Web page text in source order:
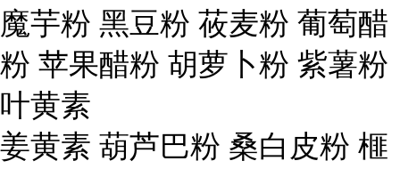
魔芋粉 黑豆粉 莜麦粉 葡萄醋
粉 苹果醋粉 胡萝卜粉 紫薯粉
叶黄素
姜黄素 葫芦巴粉 桑白皮粉 榧